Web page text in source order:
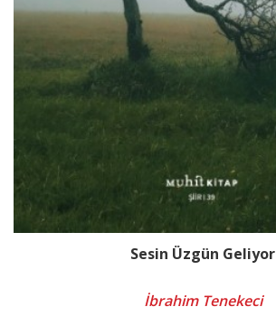
Sesin Üzgün Geliyor
İbrahim Tenekeci